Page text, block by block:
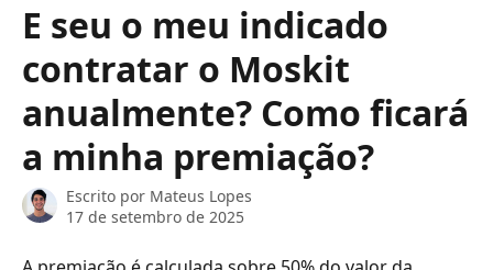
E seu o meu indicado
contratar o Moskit
anualmente? Como ficará
a minha premiação?
Escrito por Mateus Lopes
17 de setembro de 2025